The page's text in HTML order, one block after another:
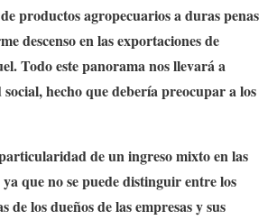
productos agropecuarios a duras penas
descenso en las exportaciones de
Todo este panorama nos llevará a
hecho que debería preocupar a los
de un ingreso mixto en las
que no se puede distinguir entre los
de los dueños de las empresas y sus